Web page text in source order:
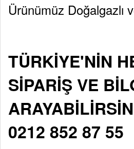
Ürünümüz Doğalgazlı
TÜRKİYE'NİN
SİPARİŞ VE
0212 852 87 55